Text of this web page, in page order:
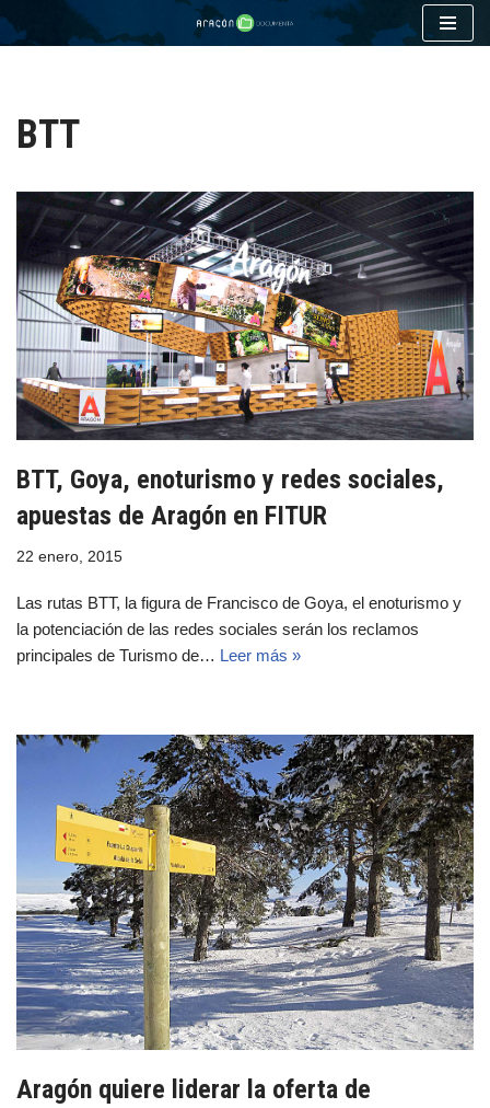
BTT
BTT, Goya, enoturismo y redes sociales,
apuestas de Aragón en FITUR
22 enero, 2015
Las rutas BTT, la figura de Francisco de Goya, el enoturismo y
la potenciación de las redes sociales serán los reclamos
principales de Turismo de… Leer más »
Aragón quiere liderar la oferta de